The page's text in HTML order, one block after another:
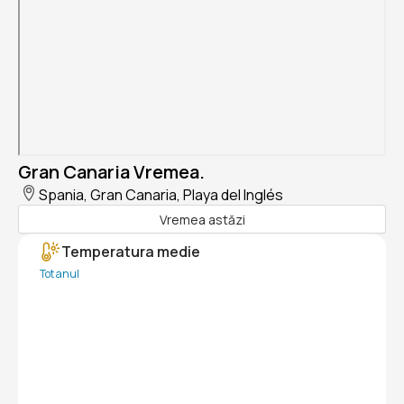
Gran Canaria Vremea.
Spania, Gran Canaria, Playa del Inglés
Vremea astăzi
Temperatura medie
Tot anul